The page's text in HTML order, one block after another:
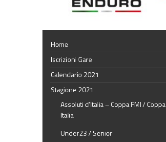
Home
Iscrizioni Gare
Calendario 2021
Stagione 2021
Assoluti d’Italia – Coppa FMI / Coppa
Italia
Under23 / Senior